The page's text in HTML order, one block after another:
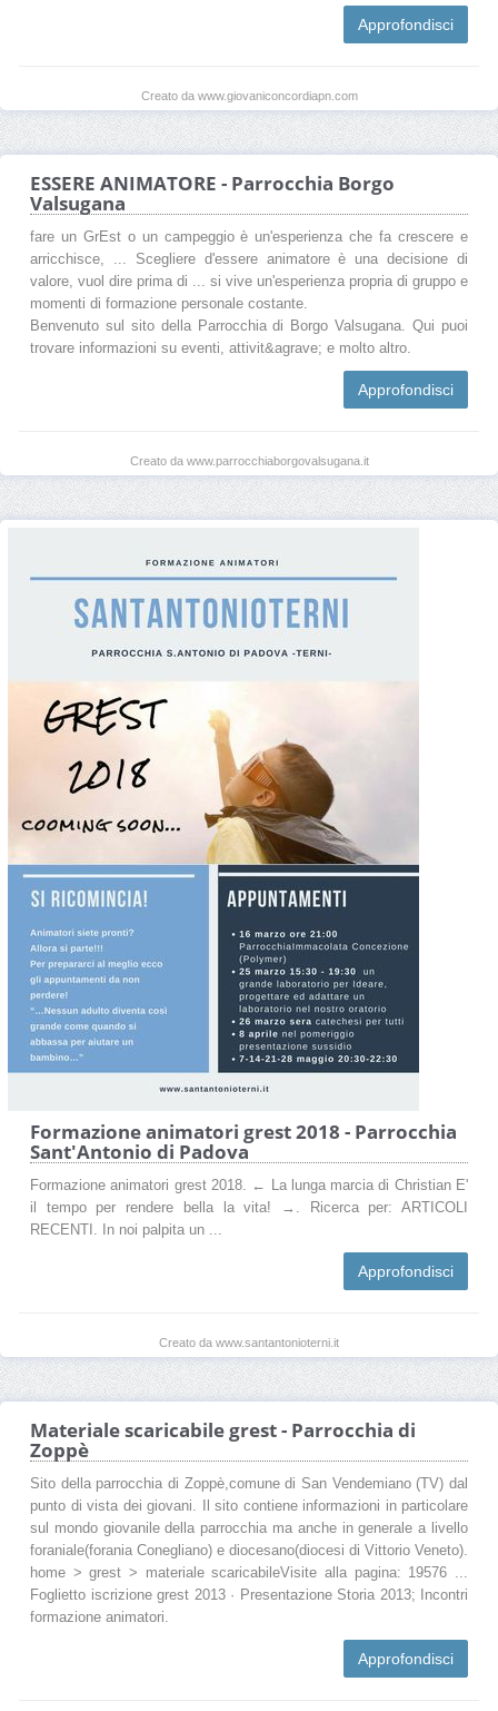
Approfondisci
Creato da www.giovaniconcordiapn.com
ESSERE ANIMATORE - Parrocchia Borgo
Valsugana
fare un GrEst o un campeggio è un'esperienza che fa crescere e
arricchisce, ... Scegliere d'essere animatore è una decisione di
valore, vuol dire prima di ... si vive un'esperienza propria di gruppo e
momenti di formazione personale costante.
Benvenuto sul sito della Parrocchia di Borgo Valsugana. Qui puoi
trovare informazioni su eventi, attivit&agrave; e molto altro.
Approfondisci
Creato da www.parrocchiaborgovalsugana.it
Formazione animatori grest 2018 - Parrocchia
Sant'Antonio di Padova
Formazione animatori grest 2018. ← La lunga marcia di Christian E'
il tempo per rendere bella la vita! →. Ricerca per: ARTICOLI
RECENTI. In noi palpita un ...
Approfondisci
Creato da www.santantonioterni.it
Materiale scaricabile grest - Parrocchia di
Zoppè
Sito della parrocchia di Zoppè,comune di San Vendemiano (TV) dal
punto di vista dei giovani. Il sito contiene informazioni in particolare
sul mondo giovanile della parrocchia ma anche in generale a livello
foraniale(forania Conegliano) e diocesano(diocesi di Vittorio Veneto).
home > grest > materiale scaricabileVisite alla pagina: 19576 ...
Foglietto iscrizione grest 2013 · Presentazione Storia 2013; Incontri
formazione animatori.
Approfondisci